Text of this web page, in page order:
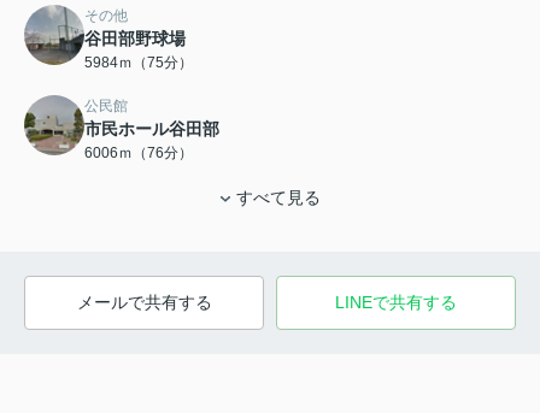
その他
谷田部野球場
5984ｍ（75分）
公民館
市民ホール谷田部
6006ｍ（76分）
すべて見る
メールで共有する LINEで共有する